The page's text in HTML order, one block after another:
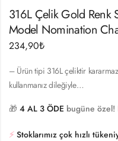
316L Çelik Gold Renk
Model Nomination
234,90₺
– Ürün tipi 316L çeliktir
kullanmanız dileğiyle…
🎁 4 AL 3 ÖDE bugüne özel!
⚡️ Stoklarımız çok hızlı